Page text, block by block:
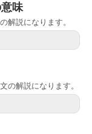
味
解説になります。
の解説になります。